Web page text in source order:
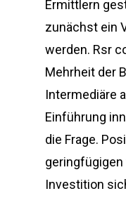
Ermittlern
zunächst ein
werden. Rsr
Mehrheit der
Intermediäre
Einführung
die Frage.
geringfügigen
Investition